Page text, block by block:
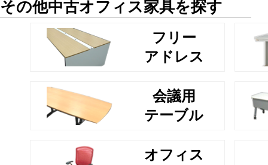
その他中古オフィス家具を探す
フリー
アドレス
会議用
テーブル
オフィス